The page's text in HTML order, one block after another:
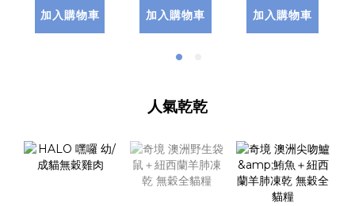
健型凍乾
50g
加入購物車
加入購物車
加入購物車
人氣乾乾